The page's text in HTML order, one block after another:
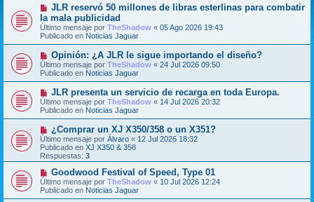
N
e
v
o
m
e
n
s
a
e
JLR reservó 50 millones de libras esterlinas para combatir
la mala publicidad
Último mensaje por TheShadow « 05 Ago 2026 19:43
Publicado en Noticias Jaguar
N
u
e
v
m
e
n
s
j
e
Opinión: ¿A JLR le sigue importando el diseño?
Último mensaje por TheShadow « 24 Jul 2026 09:50
Publicado en Noticias Jaguar
N
u
e
v
m
e
n
s
e
JLR presenta un servicio de recarga en toda Europa.
Último mensaje por TheShadow « 14 Jul 2026 20:32
Publicado en Noticias Jaguar
N
u
e
v
o
m
e
n
s
¿Comprar un XJ X350/358 o un X351?
Último mensaje por Álvaro « 12 Jul 2026 18:32
Publicado en XJ X350 & 358
Respuestas: 3
N
u
e
v
Goodwood Festival of Speed, Type 01
Último mensaje por TheShadow « 10 Jul 2026 12:24
Publicado en Noticias Jaguar